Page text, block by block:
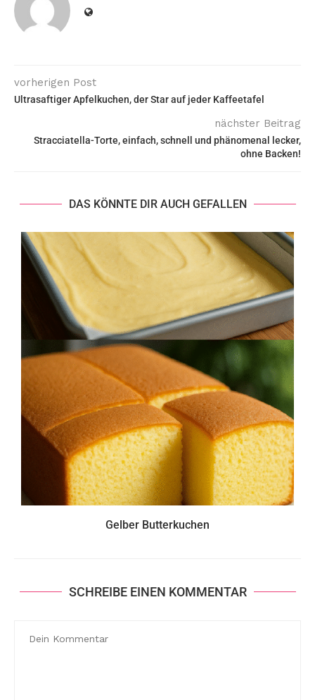
vorherigen Post
Ultrasaftiger Apfelkuchen, der Star auf jeder Kaffeetafel
nächster Beitrag
Stracciatella-Torte, einfach, schnell und phänomenal lecker,
ohne Backen!
DAS KÖNNTE DIR AUCH GEFALLEN
Gelber Butterkuchen
SCHREIBE EINEN KOMMENTAR